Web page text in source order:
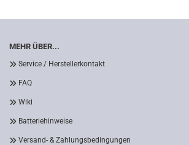
MEHR ÜBER...
Service / Herstellerkontakt
FAQ
Wiki
Batteriehinweise
Versand- & Zahlungsbedingungen